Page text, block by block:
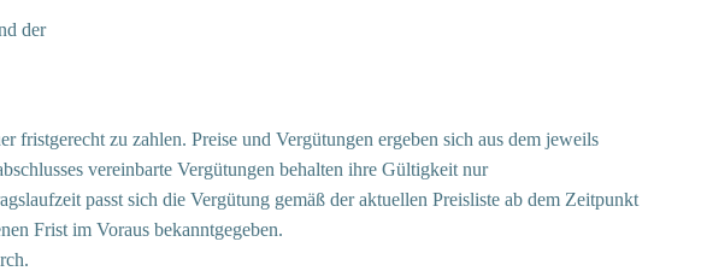
der
zu zahlen. Preise und Vergütungen ergeben sich aus dem jeweils
vereinbarte Vergütungen behalten ihre Gültigkeit nur
passt sich die Vergütung gemäß der aktuellen Preisliste ab dem Zeitpunkt
Frist im Voraus bekanntgegeben.